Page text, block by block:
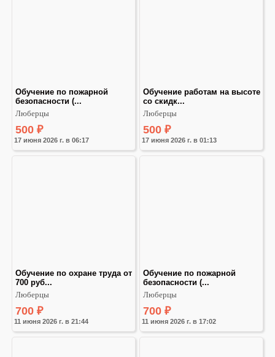
17 июня 2026 г. в 06:17
Обучение по пожарной
безопасности (...
Люберцы
500 ₽
17 июня 2026 г. в 01:13
Обучение работам на высоте
со скидк...
Люберцы
500 ₽
11 июня 2026 г. в 21:44
Обучение по охране труда от
700 руб...
Люберцы
700 ₽
11 июня 2026 г. в 17:02
Обучение по пожарной
безопасности (...
Люберцы
700 ₽